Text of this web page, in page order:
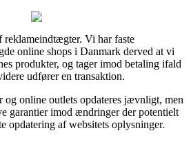
reklameindtægter. Vi har faste
online shops i Danmark derved at vi
produkter, og tager imod betaling ifald
udfører en transaktion.
og online outlets opdateres jævnligt, men
garantier imod ændringer der potentielt
opdatering af websitets oplysninger.